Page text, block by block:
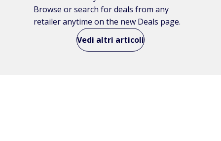
Browse or search for deals from any
retailer anytime on the new Deals page.
Vedi altri articoli